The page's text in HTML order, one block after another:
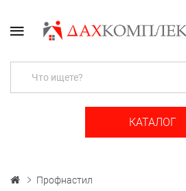
КАТАЛОГ
Профнастил